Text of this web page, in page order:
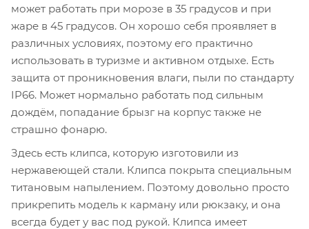
может работать при морозе в 35 градусов и при
жаре в 45 градусов. Он хорошо себя проявляет в
различных условиях, поэтому его практично
использовать в туризме и активном отдыхе. Есть
защита от проникновения влаги, пыли по стандарту
IP66. Может нормально работать под сильным
дождём, попадание брызг на корпус также не
страшно фонарю.
Здесь есть клипса, которую изготовили из
нержавеющей стали. Клипса покрыта специальным
титановым напылением. Поэтому довольно просто
прикрепить модель к карману или рюкзаку, и она
всегда будет у вас под рукой. Клипса имеет